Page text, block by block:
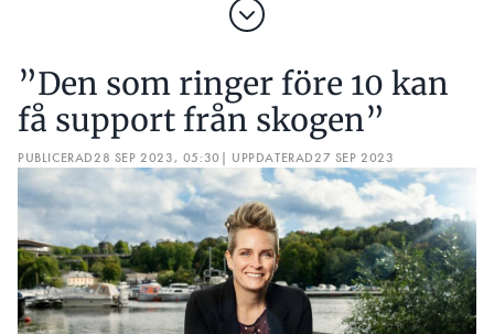
”Den som ringer före 10 kan
få support från skogen”
PUBLICERAD28 SEP 2023, 05:30 | UPPDATERAD27 SEP 2023